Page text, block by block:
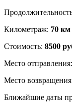
Километраж: 70 км
Стоимость: 8500
Место отправления:
Место
Ближайшие даты